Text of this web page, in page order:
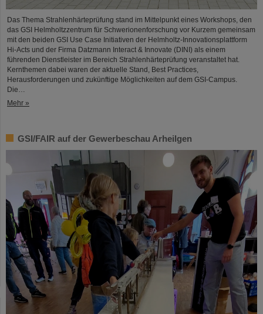
Das Thema Strahlenhärteprüfung stand im Mittelpunkt eines Workshops, den
das GSI Helmholtzzentrum für Schwerionenforschung vor Kurzem gemeinsam
mit den beiden GSI Use Case Initiativen der Helmholtz-Innovationsplattform
Hi-Acts und der Firma Datzmann Interact & Innovate (DINI) als einem
führenden Dienstleister im Bereich Strahlenhärteprüfung veranstaltet hat.
Kernthemen dabei waren der aktuelle Stand, Best Practices,
Herausforderungen und zukünftige Möglichkeiten auf dem GSI-Campus.
Die…
Mehr »
GSI/FAIR auf der Gewerbeschau Arheilgen